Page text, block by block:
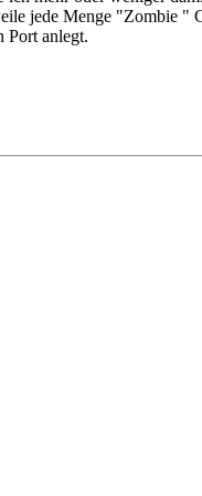
jede Menge "Zombie "
Port anlegt.